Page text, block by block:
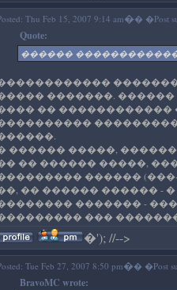
Thu Feb 15, 2007 9:14 am�� �Post
Quote:
������
�������.
�� ������������
������ �����,
�� ������ �����,
������
�� ������ ������ -
������� -
���
�'); //-->
Tue Feb 27, 2007 8:50 pm�� �Post
BravoMC wrote: